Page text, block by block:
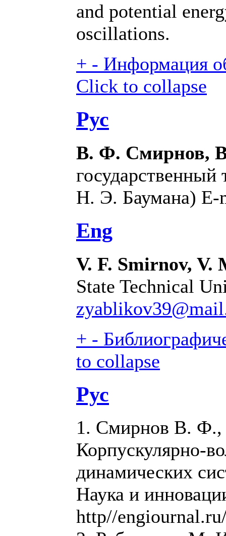
and potential
oscillations.
+ - Информация
Click to collapse
Рус
В. Ф. Смирнов,
государственный
Н. Э. Баумана)
Eng
V. F. Smirnov, V.
State Technical
+ -
to collapse
Рус
1. Смирнов В.
Корпускулярно-
динамических
Наука и
http//